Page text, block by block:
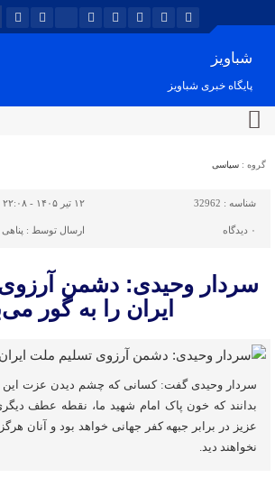
شباویز
پایگاه خبری شباویز
گروه : سیاسی
شناسه : 32962 ۱۲ تیر ۱۴۰۵ - ۲۲:۰۸
۰ دیدگاه ارسال توسط : پناهی
سردار وحیدی: دشمن
ایران را به گور
سردار وحیدی گفت: کسانی که چشم دیدن عزت این
بدانند که خون پاک امام شهید ما، نقطه عطف
عزیز در برابر جبهه کفر جهانی خواهد بود و آنان
نخواهند دید.